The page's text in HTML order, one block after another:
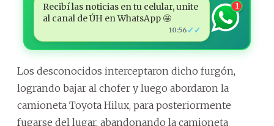
Recibí las noticias en tu celular, unite
al canal de ÚH en WhatsApp 🤩
10:56 ✓✓
1
Los desconocidos interceptaron dicho furgón,
logrando bajar al chofer y luego abordaron la
camioneta Toyota Hilux, para posteriormente
fugarse del lugar, abandonando la camioneta